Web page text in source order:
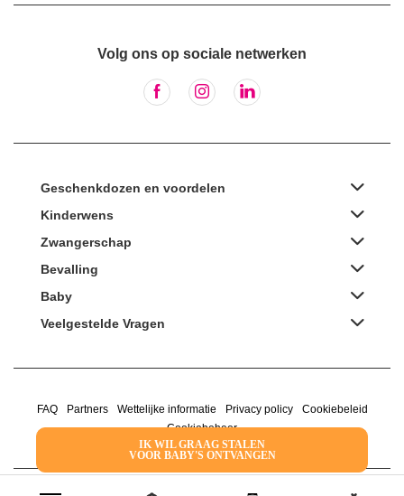
IK WIL GRAAG STALEN
VOOR BABY'S ONTVANGEN
Volg ons op sociale netwerken
Geschenkdozen en voordelen
Kinderwens
Zwangerschap
Bevalling
Baby
Veelgestelde Vragen
FAQ Partners Wettelijke informatie Privacy policy
Cookiebeleid
Cookiebeheer